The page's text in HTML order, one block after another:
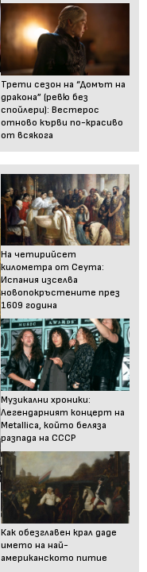
Трети сезон на “Домът на
дракона” (ревю без
спойлери): Вестерос
отново кърви по-красиво
от всякога
На четирийсет
километра от Сеута:
Испания изселва
новопокръстените през
1609 година
Музикални хроники:
Легендарният концерт на
Metallica, който беляза
разпада на СССР
Как обезглавен крал даде
името на най-
американското питие